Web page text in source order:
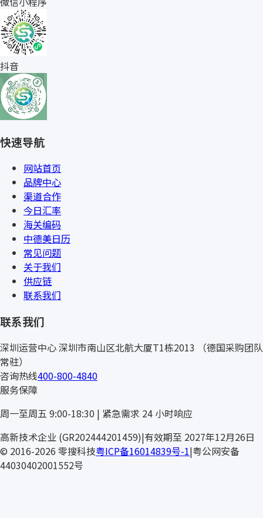
抖音
快速导航
网站首页
品牌中心
渠道合作
今日汇率
海关编码
中德美日历
常见问题
关于我们
供应链
联系我们
联系我们
深圳运营中心深圳市南山区北航大厦T1栋2013
（德国采购团队
常驻）
咨询热线400-800-4840
服务保障
周一至周五 9:00-18:30 | 紧急需求 24 小时响应
高新技术企业 (GR202444201459)|有效期至 2027年12月26日
© 2016-2026 零搜科技粤ICP备16014839号-1|粤公网安备
44030402001552号